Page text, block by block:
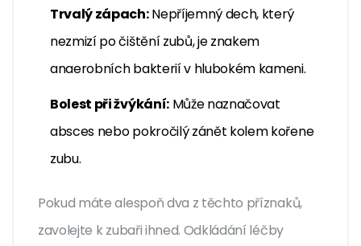
Trvalý zápach:Nepříjemný dech, který
nezmizí po čištění zubů, je znakem
anaerobních bakterií v hlubokém kameni.
Bolest při žvýkání:Může naznačovat
absces nebo pokročilý zánět kolem kořene
zubu.
Pokud máte alespoň dva z těchto příznaků,
zavolejte k zubaři ihned. Odkládání léčby